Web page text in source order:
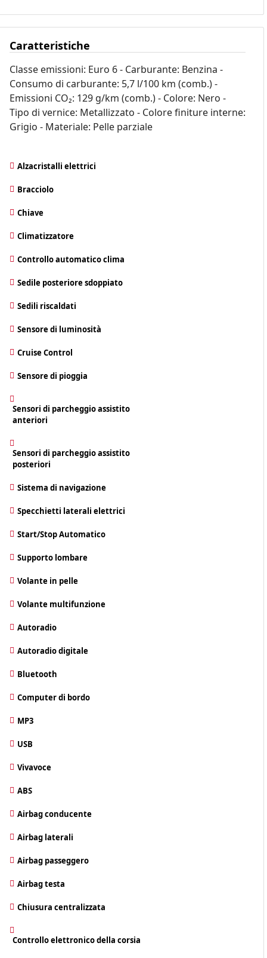
Caratteristiche
Classe emissioni: Euro 6 - Carburante: Benzina -
Consumo di carburante: 5,7 l/100 km (comb.) -
Emissioni CO₂: 129 g/km (comb.) - Colore: Nero -
Tipo di vernice: Metallizzato - Colore finiture interne:
Grigio - Materiale: Pelle parziale
Alzacristalli elettrici
Bracciolo
Chiave
Climatizzatore
Controllo automatico clima
Sedile posteriore sdoppiato
Sedili riscaldati
Sensore di luminosità
Cruise Control
Sensore di pioggia
Sensori di parcheggio assistito
anteriori
Sensori di parcheggio assistito
posteriori
Sistema di navigazione
Specchietti laterali elettrici
Start/Stop Automatico
Supporto lombare
Volante in pelle
Volante multifunzione
Autoradio
Autoradio digitale
Bluetooth
Computer di bordo
MP3
USB
Vivavoce
ABS
Airbag conducente
Airbag laterali
Airbag passeggero
Airbag testa
Chiusura centralizzata
Controllo elettronico della corsia